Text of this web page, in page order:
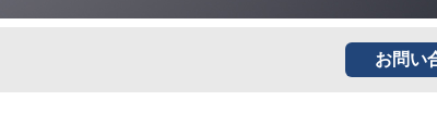
お問い